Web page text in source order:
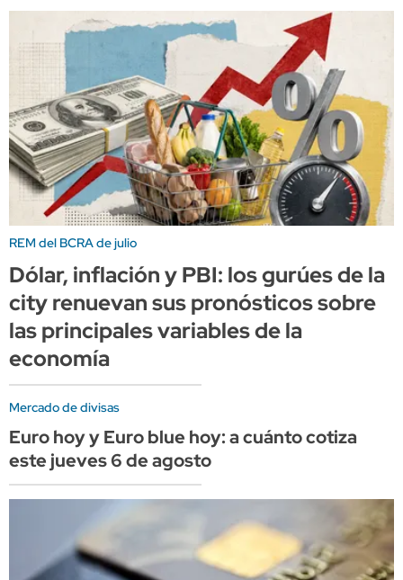
REM del BCRA de julio
Dólar, inflación y PBI: los gurúes de la
city renuevan sus pronósticos sobre
las principales variables de la
economía
Mercado de divisas
Euro hoy y Euro blue hoy: a cuánto cotiza
este jueves 6 de agosto